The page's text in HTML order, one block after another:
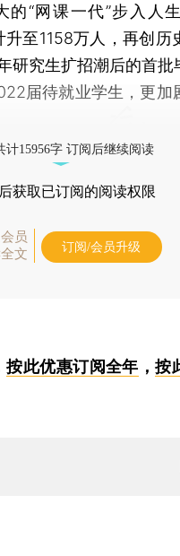
网课一代”步入人生
至1158万人，再创历
研究生扩招潮后的首批
届待就业学生，更加
计15956字 订阅后继续阅读
后获取已订阅的阅读权限
员
文
订阅/会员升级
按此优惠订阅全年 ，按